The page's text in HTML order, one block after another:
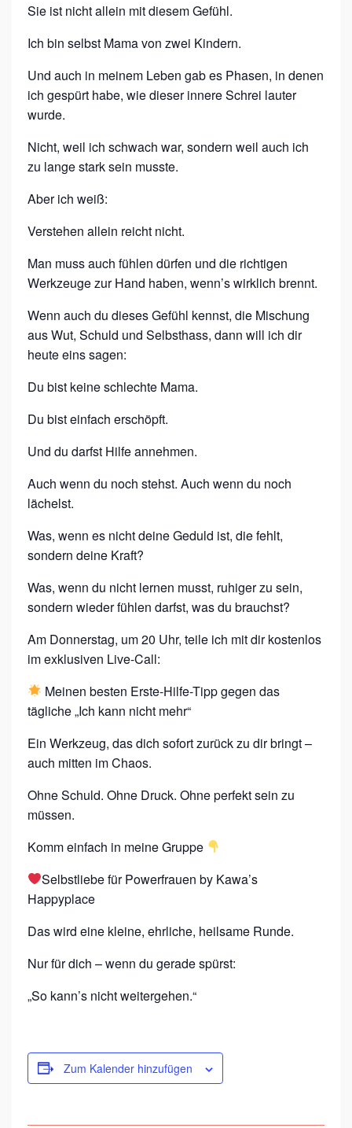
Sie ist nicht allein mit diesem Gefühl.
Ich bin selbst Mama von zwei Kindern.
Und auch in meinem Leben gab es Phasen, in denen
ich gespürt habe, wie dieser innere Schrei lauter
wurde.
Nicht, weil ich schwach war, sondern weil auch ich
zu lange stark sein musste.
Aber ich weiß:
Verstehen allein reicht nicht.
Man muss auch fühlen dürfen und die richtigen
Werkzeuge zur Hand haben, wenn’s wirklich brennt.
Wenn auch du dieses Gefühl kennst, die Mischung
aus Wut, Schuld und Selbsthass, dann will ich dir
heute eins sagen:
Du bist keine schlechte Mama.
Du bist einfach erschöpft.
Und du darfst Hilfe annehmen.
Auch wenn du noch stehst. Auch wenn du noch
lächelst.
Was, wenn es nicht deine Geduld ist, die fehlt,
sondern deine Kraft?
Was, wenn du nicht lernen musst, ruhiger zu sein,
sondern wieder fühlen darfst, was du brauchst?
Am Donnerstag, um 20 Uhr, teile ich mit dir kostenlos
im exklusiven Live-Call:
Meinen besten Erste-Hilfe-Tipp gegen das
tägliche „Ich kann nicht mehr“
Ein Werkzeug, das dich sofort zurück zu dir bringt –
auch mitten im Chaos.
Ohne Schuld. Ohne Druck. Ohne perfekt sein zu
müssen.
Komm einfach in meine Gruppe
Selbstliebe für Powerfrauen by Kawa’s
Happyplace
Das wird eine kleine, ehrliche, heilsame Runde.
Nur für dich – wenn du gerade spürst:
„So kann’s nicht weitergehen.“
Zum Kalender hinzufügen